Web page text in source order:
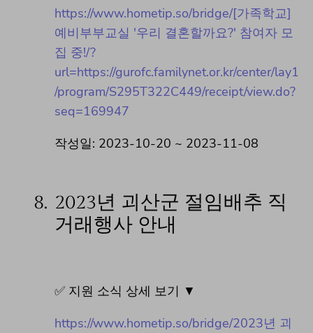
https://www.hometip.so/bridge/[가족학교]
예비부부교실 '우리 결혼할까요?' 참여자 모
집 중!/?
url=https://gurofc.familynet.or.kr/center/lay1
/program/S295T322C449/receipt/view.do?
seq=169947
작성일: 2023-10-20 ~ 2023-11-08
8. 2023년 괴산군 절임배추 직
거래행사 안내
✅ 지원 소식 상세 보기 ▼
https://www.hometip.so/bridge/2023년 괴